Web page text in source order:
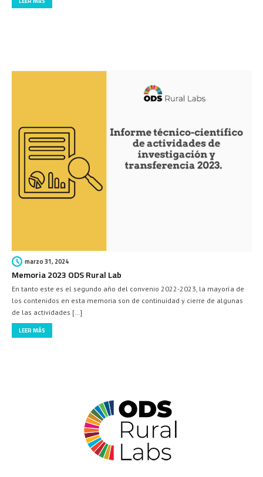
experiencia específica que se está llevando […]
marzo 31, 2024
Memoria 2023 ODS Rural Lab
En tanto este es el segundo año del convenio 2022-2023, la mayoría de
los contenidos en esta memoria son de continuidad y cierre de algunas
de las actividades […]